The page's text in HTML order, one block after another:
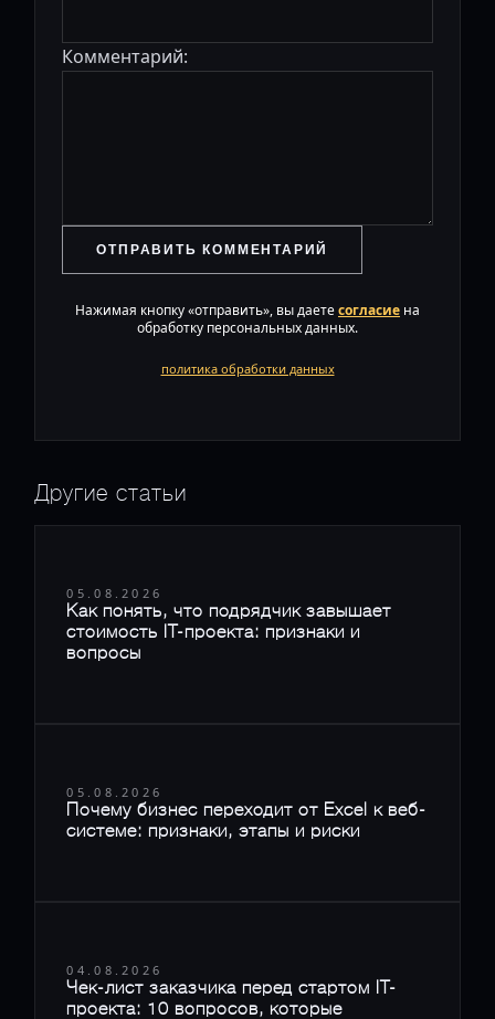
Комментарий:
ОТПРАВИТЬ КОММЕНТАРИЙ
Нажимая кнопку «отправить», вы даетесогласие на
обработку персональных данных.
политика обработки данных
Другие статьи
05.08.2026
Как понять, что подрядчик завышает
стоимость IT-проекта: признаки и
вопросы
05.08.2026
Почему бизнес переходит от Excel к веб-
системе: признаки, этапы и риски
04.08.2026
Чек-лист заказчика перед стартом IT-
проекта: 10 вопросов, которые